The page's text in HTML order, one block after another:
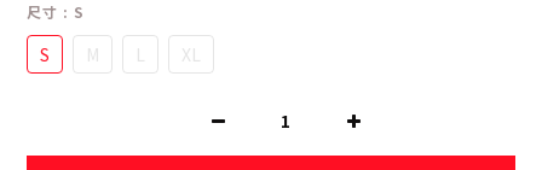
尺寸 : S
S M L XL